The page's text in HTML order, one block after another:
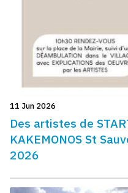
11 Jun 2026
Des artistes de
KAKEMONOS St
2026